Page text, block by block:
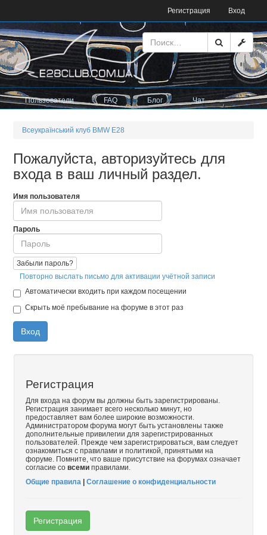
Вход
Регистрация
Пользователи FAQ Блог Чат
Всеукраїнський клуб BMW E28
Пожалуйста, авторизуйтесь для
входа в ваш личный раздел.
Имя пользователя
Пароль
Забыли пароль?
Повторно выслать письмо для активации учётной записи
Автоматически входить при каждом посещении
Скрыть моё пребывание на форуме в этот раз
Вход
Регистрация
Для входа на форум вы должны быть зарегистрированы.
Регистрация занимает всего несколько минут, но
предоставляет вам более широкие возможности.
Администратором форума могут быть установлены также
дополнительные привилегии для зарегистрированных
пользователей. Прежде чем зарегистрироваться, вам следует
ознакомиться с правилами и политикой, принятыми на
форуме. Помните, что ваше присутствие на форумах означает
согласие совсеми правилами.
Общие правила |Соглашение о конфиденциальности
Регистрация